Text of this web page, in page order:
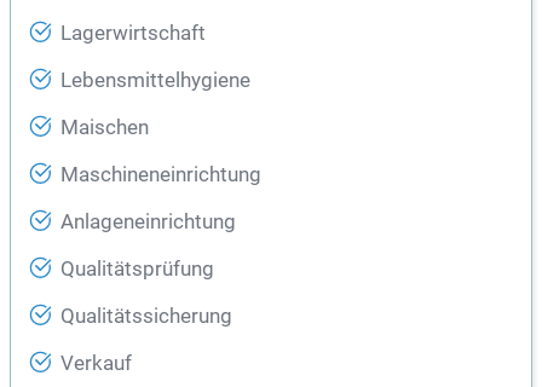
Lagerwirtschaft
Lebensmittelhygiene
Maischen
Maschineneinrichtung
Anlageneinrichtung
Qualitätsprüfung
Qualitätssicherung
Verkauf